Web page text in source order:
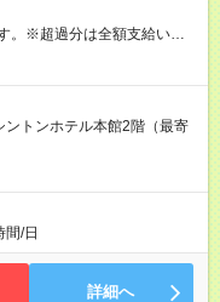
。※超過分は全額支給いたし
／月 みなし残業時間 20時間
給与を考慮して決定致しま
間中の給与の変動はあり
なります。契約期間終了
。 ※みなし残業代、月20時
支給 ※ 上記固定残業代を超
【試用期間】試
※ 雇用形態と給与に、本採
形態：中途採用（契約社
トンホテル本館2階（最寄
/日
詳細へ